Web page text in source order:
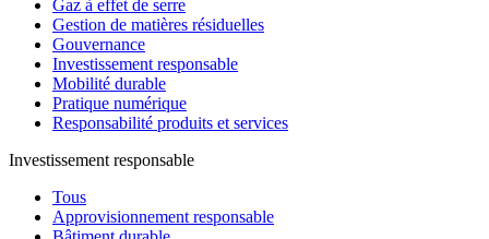
Gaz à effet de serre
Gestion de matières résiduelles
Gouvernance
Investissement responsable
Mobilité durable
Pratique numérique
Responsabilité produits et services
Investissement responsable
Tous
Approvisionnement responsable